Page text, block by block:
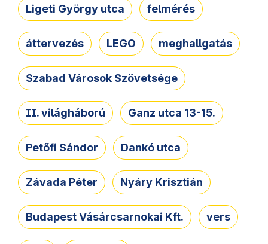
Ligeti György utca felmérés
áttervezés LEGO meghallgatás
Szabad Városok Szövetsége
II. világháború Ganz utca 13-15.
Petőfi Sándor Dankó utca
Závada Péter Nyáry Krisztián
Budapest Vásárcsarnokai Kft. vers